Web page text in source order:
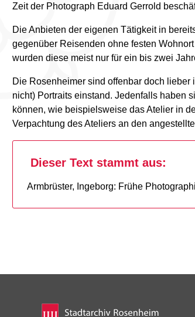
Zeit der Photograph Eduard Gerrold
Die Anbieten der eigenen Tätigkeit in
gegenüber Reisenden ohne festen
wurden diese meist nur für ein bis zwei
Die Rosenheimer sind offenbar doch
nicht) Portraits einstand. Jedenfalls haben
können, wie beispielsweise das Atelier in
Verpachtung des Ateliers an den
Dieser Text stammt aus:
Armbrüster, Ingeborg: Frühe